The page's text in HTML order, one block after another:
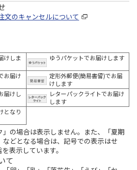
文のキャンセルについて
けしま
ゆうパケットでお届けします
お届け
定形外郵便(簡易書留)でお届
けします
届けし
レターパックライトでお届け
します
となり
の場合は表示しません。また、「夏期
どとなる場合は、記号での表示はせ
表示しています。
て